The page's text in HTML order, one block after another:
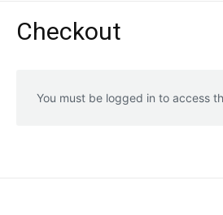
Checkout
You must be logged in to access